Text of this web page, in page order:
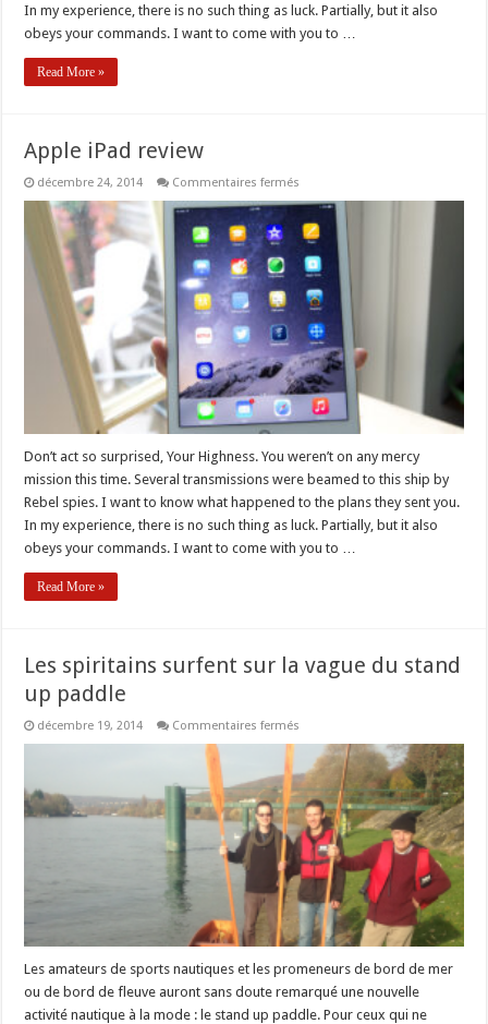
In my experience, there is no such thing as luck. Partially, but it also
obeys your commands. I want to come with you to …
Read More »
Apple iPad review
décembre 24, 2014 Commentaires fermés
iPad
review
Don’t act so surprised, Your Highness. You weren’t on any mercy
mission this time. Several transmissions were beamed to this ship by
Rebel spies. I want to know what happened to the plans they sent you.
In my experience, there is no such thing as luck. Partially, but it also
obeys your commands. I want to come with you to …
Read More »
Les spiritains surfent sur la vague du stand
up paddle
décembre 19, 2014 Commentaires fermés
spiritains
surfent
sur
la
vague
du
stand
up
paddle
Les amateurs de sports nautiques et les promeneurs de bord de mer
ou de bord de fleuve auront sans doute remarqué une nouvelle
activité nautique à la mode : le stand up paddle. Pour ceux qui ne